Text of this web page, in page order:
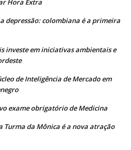
Hora Extra
depressão: colombiana é a primeira
investe em iniciativas ambientais e
de Inteligência de Mercado em
exame obrigatório de Medicina
Turma da Mônica é a nova atração